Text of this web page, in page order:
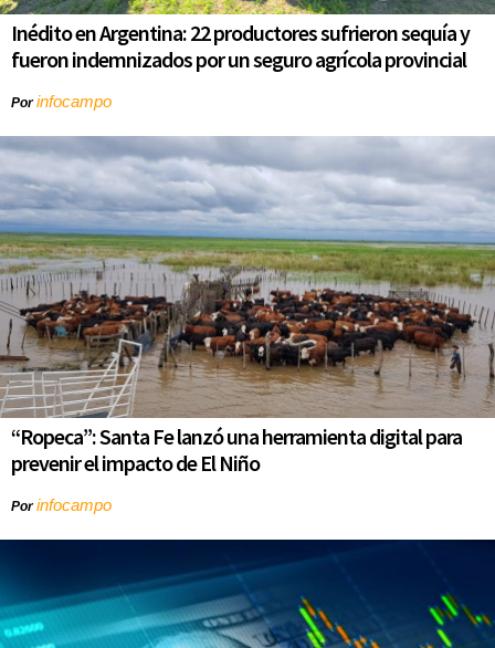
Inédito en Argentina: 22 productores sufrieron sequía y
fueron indemnizados por un seguro agrícola provincial
Porinfocampo
“Ropeca”: Santa Fe lanzó una herramienta digital para
prevenir el impacto de El Niño
Porinfocampo